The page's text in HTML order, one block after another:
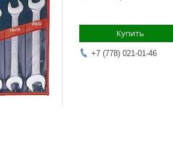
Купить
+7 (778) 021-01-46